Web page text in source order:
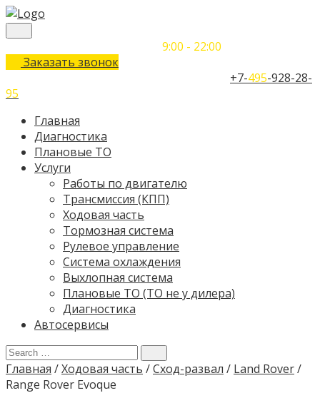
9:00 - 22:00
Заказать звонок
+7-495-928-28-
95
Главная
Диагностика
Плановые ТО
Услуги
Работы по двигателю
Трансмиссия (КПП)
Ходовая часть
Тормозная система
Рулевое управление
Система охлаждения
Выхлопная система
Плановые ТО (ТО не у дилера)
Диагностика
Автосервисы
Главная /Ходовая часть /Сход-развал / Land Rover/
Range Rover Evoque